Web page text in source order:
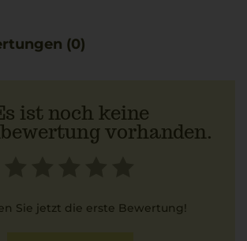
(0)
ist noch keine
vorhanden.
Sie jetzt die erste Bewertung!